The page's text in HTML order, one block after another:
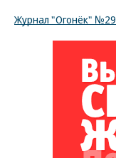
Журнал "Огонёк" №29